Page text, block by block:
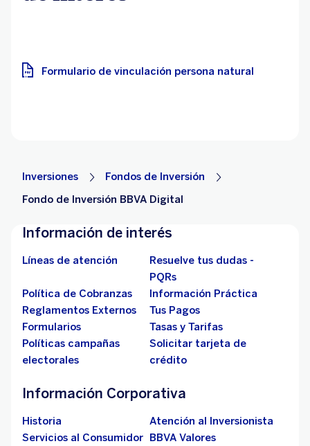
Formulario de vinculación persona natural
Inversiones
Fondos de Inversión
Fondo de Inversión BBVA Digital
Información de interés
Líneas de atención
Resuelve tus dudas -
PQRs
Política de Cobranzas
Información Práctica
Reglamentos Externos
Tus Pagos
Formularios
Tasas y Tarifas
Políticas campañas
electorales
Solicitar tarjeta de
crédito
Información Corporativa
Historia
Atención al Inversionista
Servicios al Consumidor BBVA Valores